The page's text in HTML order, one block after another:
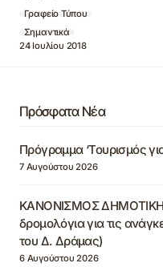
Γραφείο Τύπου
Σημαντικά
24 Ιουλίου 2018
Πρόσφατα Νέα
Πρόγραμμα ‘Τουρισμός
7 Αυγούστου 2026
ΚΑΝΟΝΙΣΜΟΣ
δρομολόγια για τις
του Δ. Δράμας)
6 Αυγούστου 2026